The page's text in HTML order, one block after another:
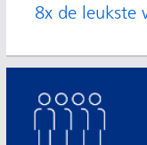
8x de leukste